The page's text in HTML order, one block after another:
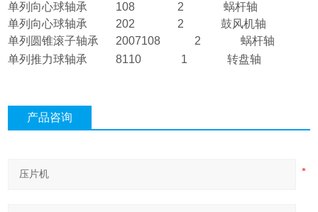
单列向心球轴承 108 2蜗杆轴
单列向心球轴承 202 2鼓风机轴
单列圆锥滚子轴承 2007108 2蜗杆轴
单列推力球轴承 8110 1转盘轴
产品咨询